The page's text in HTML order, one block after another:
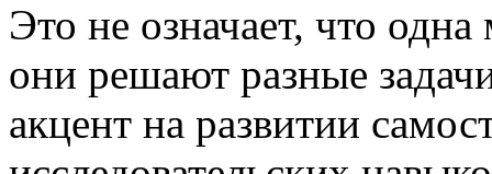
Это не означает, что
они решают разные
акцент на развитии